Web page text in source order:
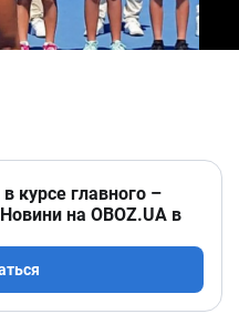
курсе главного –
на OBOZ.UA в